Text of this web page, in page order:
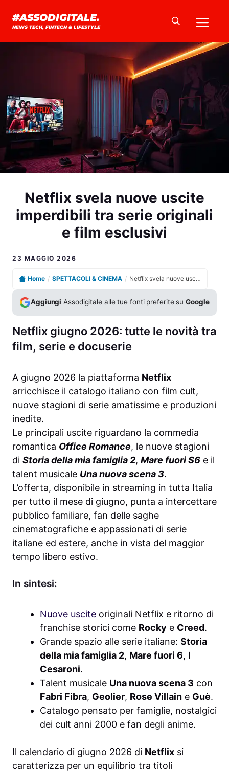
#ASSODIGITALE.
NEWS TECH, FINTECH & LIFESTYLE
Netflix svela nuove uscite
imperdibili tra serie originali
e film esclusivi
23 MAGGIO 2026
Home / SPETTACOLI & CINEMA / Netflix svela nuove uscite imperdibili tra serie originali e film esclusivi
Aggiungi Assodigitale alle tue fonti preferite suGoogle
Netflix giugno 2026: tutte le novità tra
film, serie e docuserie
A giugno 2026 la piattaforma Netflix
arricchisce il catalogo italiano con film cult,
nuove stagioni di serie amatissime e produzioni
inedite.
Le principali uscite riguardano la commedia
romantica Office Romance, le nuove stagioni
di Storia della mia famiglia 2, Mare fuori S6 e il
talent musicale Una nuova scena 3.
L’offerta, disponibile in streaming in tutta Italia
per tutto il mese di giugno, punta a intercettare
pubblico familiare, fan delle saghe
cinematografiche e appassionati di serie
italiane ed estere, anche in vista del maggior
tempo libero estivo.
In sintesi:
Nuove uscite originali Netflix e ritorno di
franchise storici come Rocky e Creed.
Grande spazio alle serie italiane: Storia
della mia famiglia 2, Mare fuori 6, I
Cesaroni.
Talent musicale Una nuova scena 3 con
Fabri Fibra, Geolier, Rose Villain e Guè.
Catalogo pensato per famiglie, nostalgici
dei cult anni 2000 e fan degli anime.
Il calendario di giugno 2026 di Netflix si
caratterizza per un equilibrio tra titoli